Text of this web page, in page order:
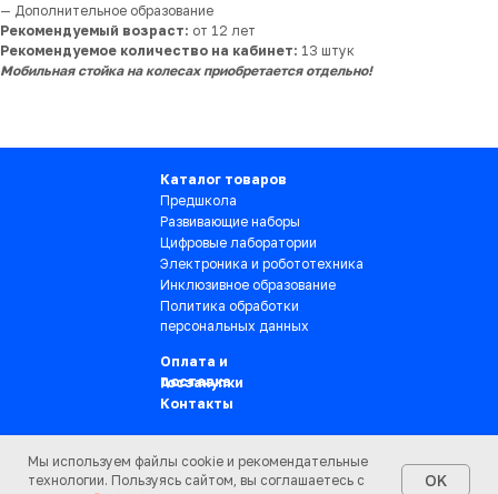
— Дополнительное образование
Рекомендуемый возраст: от 12 лет
Рекомендуемое количество на кабинет: 13 штук
Мобильная стойка на колесах приобретается отдельно!
Каталог товаров
Оплата и
доставка
Госзакупки
Контакты
sales@ucheniykot.ru
Предшкола
Развивающие наборы
Цифровые лаборатории
Электроника и робототехника
Инклюзивное образование
Политика обработки
персональных данных
Мы используем файлы cookie и рекомендательные
технологии. Пользуясь сайтом, вы соглашаетесь с
OK